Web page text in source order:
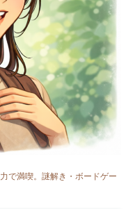
で満喫。謎解き・ボードゲー